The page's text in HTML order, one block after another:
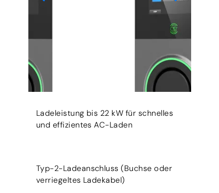
Ladeleistung bis 22 kW für schnelles
und effizientes AC-Laden
Typ-2-Ladeanschluss (Buchse oder
verriegeltes Ladekabel)